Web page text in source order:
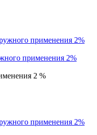
применения 2%
2 %